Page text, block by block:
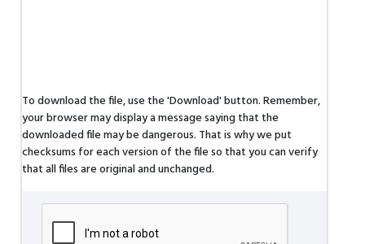
To download the file, use the 'Download' button. Remember,
your browser may display a message saying that the
downloaded file may be dangerous. That is why we put
checksums for each version of the file so that you can verify
that all files are original and unchanged.